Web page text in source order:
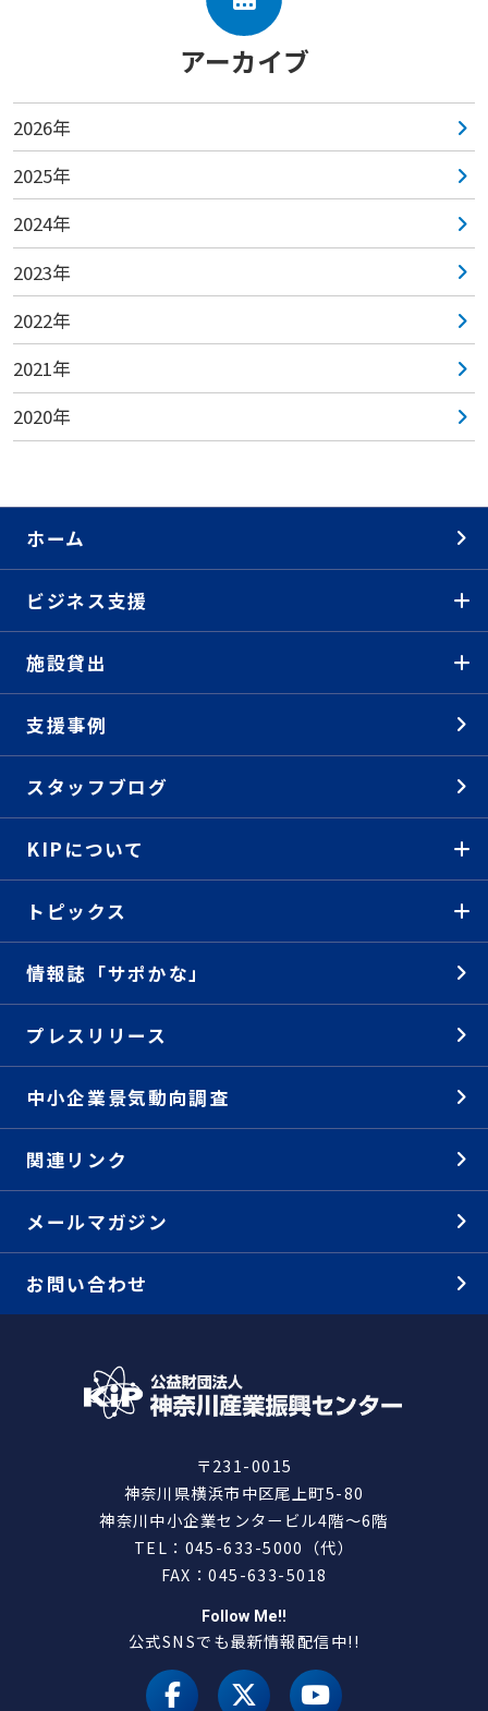
アーカイブ
2026年
2025年
2024年
2023年
2022年
2021年
2020年
ホーム
ビジネス支援
施設貸出
支援事例
スタッフブログ
KIPについて
トピックス
情報誌「サポかな」
プレスリリース
中小企業景気動向調査
関連リンク
メールマガジン
お問い合わせ
〒231-0015
神奈川県横浜市中区尾上町5-80
神奈川中小企業センタービル4階～6階
TEL：045-633-5000（代）
FAX：045-633-5018
Follow Me!!
公式SNSでも最新情報配信中!!